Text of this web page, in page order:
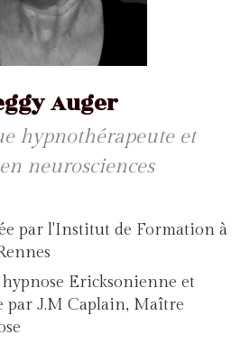
Auger
hypnothérapeute et
neurosciences
par l'Institut de Formation à
Ericksonienne et
par J.M Caplain, Maître